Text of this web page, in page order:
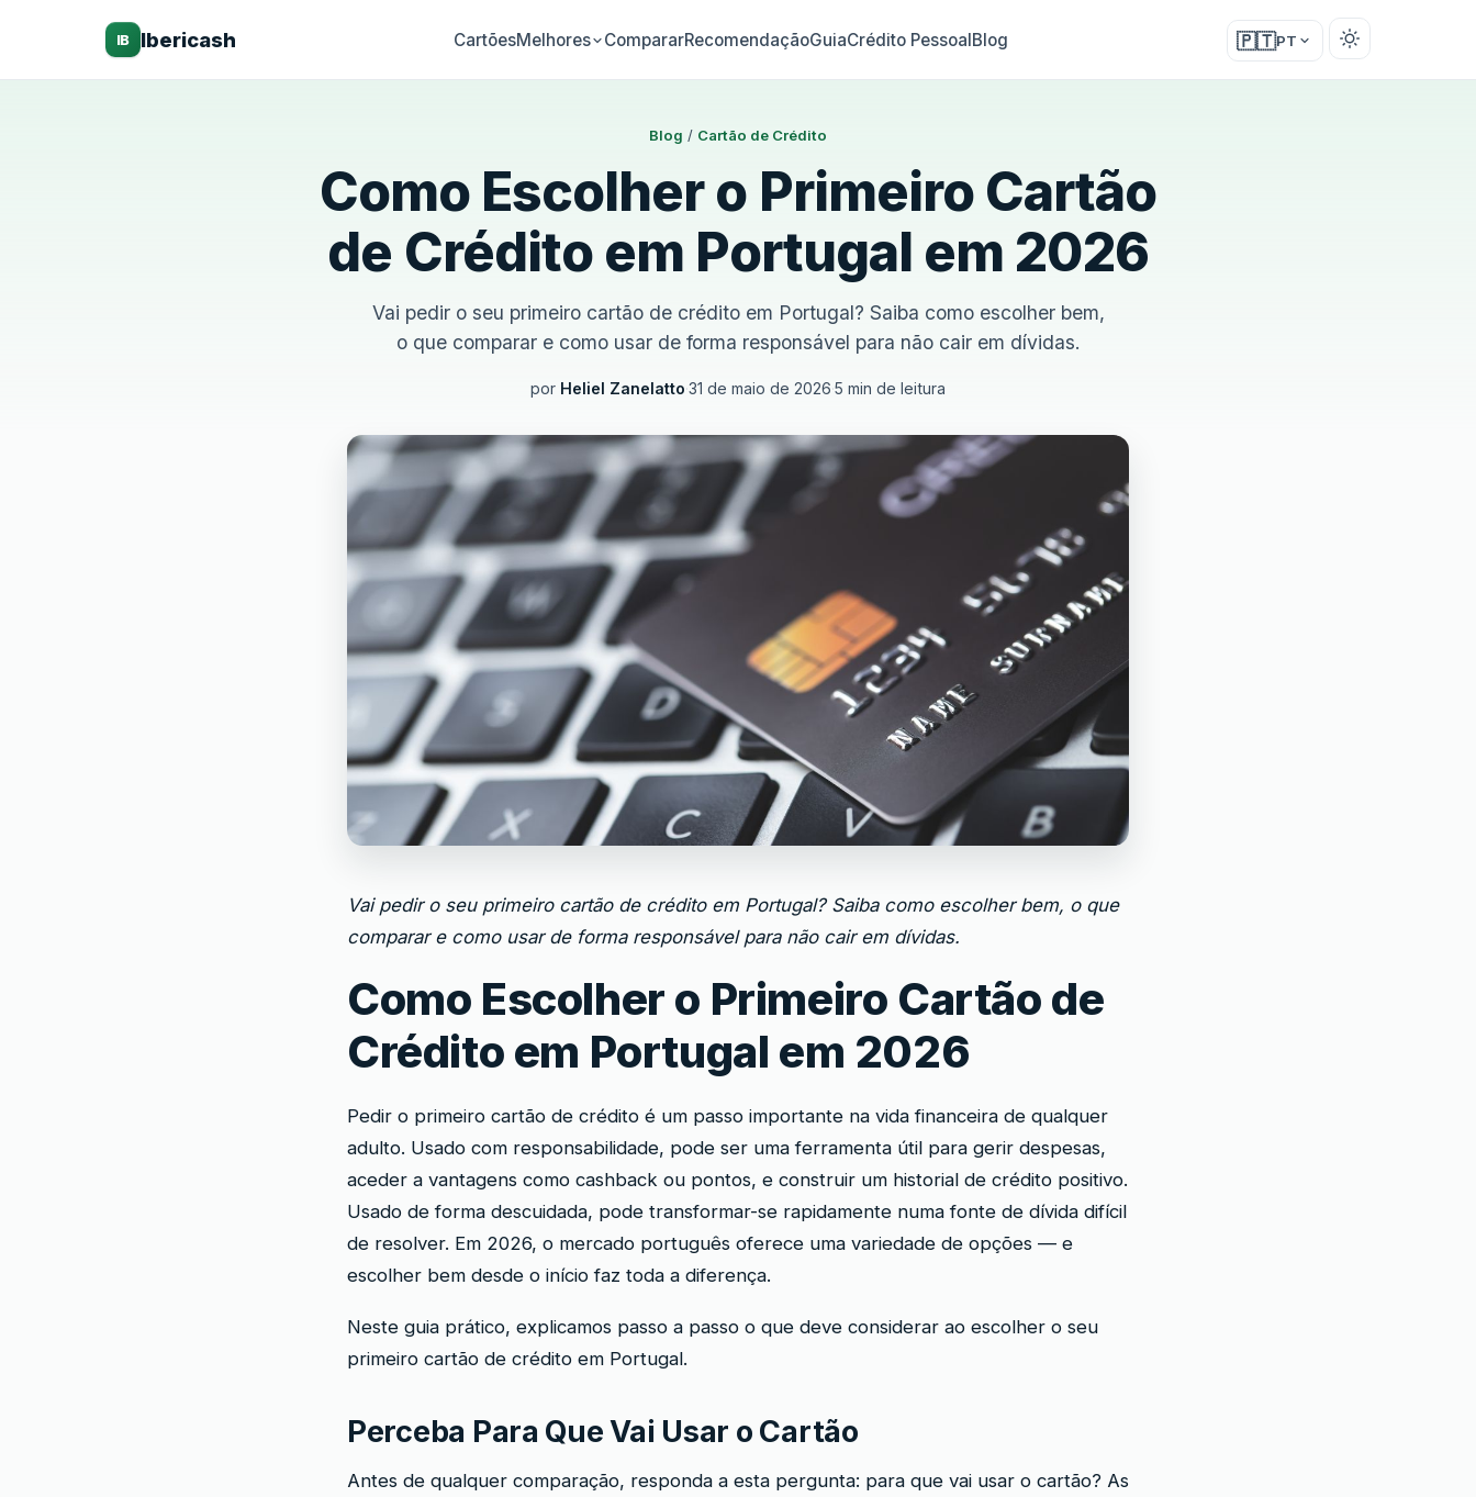
IB Ibericash CartõesMelhores CompararRecomendaçãoGuiaCrédito PessoalBlog 🇵🇹PT
Blog / Cartão de Crédito
Como Escolher o Primeiro Cartão
de Crédito em Portugal em 2026
Vai pedir o seu primeiro cartão de crédito em Portugal? Saiba como escolher bem,
o que comparar e como usar de forma responsável para não cair em dívidas.
por Heliel Zanelatto·31 de maio de 2026·5 min de leitura
Vai pedir o seu primeiro cartão de crédito em Portugal? Saiba como escolher bem, o que
comparar e como usar de forma responsável para não cair em dívidas.
Como Escolher o Primeiro Cartão de
Crédito em Portugal em 2026
Pedir o primeiro cartão de crédito é um passo importante na vida financeira de qualquer
adulto. Usado com responsabilidade, pode ser uma ferramenta útil para gerir despesas,
aceder a vantagens como cashback ou pontos, e construir um historial de crédito positivo.
Usado de forma descuidada, pode transformar-se rapidamente numa fonte de dívida difícil
de resolver. Em 2026, o mercado português oferece uma variedade de opções — e
escolher bem desde o início faz toda a diferença.
Neste guia prático, explicamos passo a passo o que deve considerar ao escolher o seu
primeiro cartão de crédito em Portugal.
Perceba Para Que Vai Usar o Cartão
Antes de qualquer comparação, responda a esta pergunta: para que vai usar o cartão? As